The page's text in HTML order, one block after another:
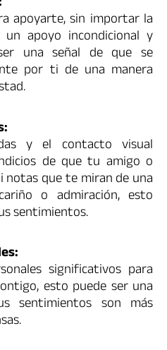
apoyarte, sin importar la
apoyo incondicional y
una señal de que se
por ti de una manera
y el contacto visual
de que tu amigo o
notas que te miran de una
o admiración, esto
sentimientos.
significativos para
esto puede ser una
sentimientos son más